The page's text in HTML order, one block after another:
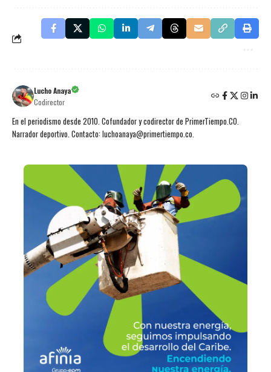
Lucho Anaya
Codirector
En el periodismo desde 2010. Cofundador y codirector de PrimerTiempo.CO.
Narrador deportivo. Contacto: luchoanaya@primertiempo.co.